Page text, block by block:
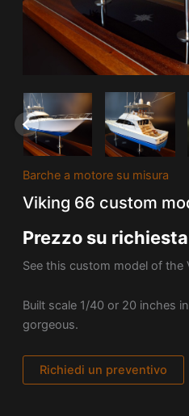
Barche a motore su misura
Viking 66 custom
Prezzo su richiesta
See this custom model of the
Built scale 1/40 or 20 inches
gorgeous.
Richiedi un preventivo